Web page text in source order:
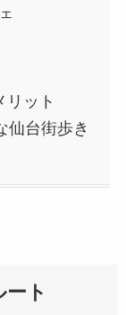
ット
仙台街歩き
ト